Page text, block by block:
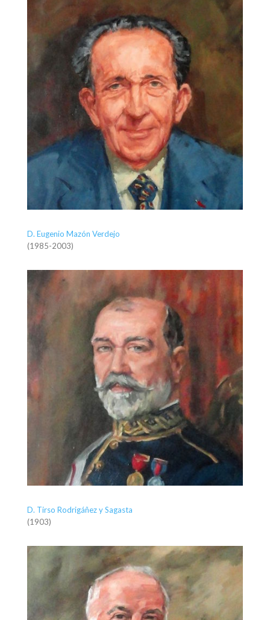
D. Eugenio Mazón Verdejo
(1985-2003)
D. Tirso Rodrigáñez y Sagasta
(1903)